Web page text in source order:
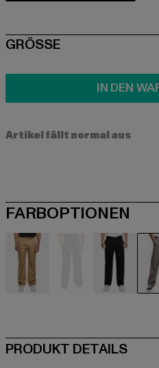
SIZE
GRÖSSE
IN DEN
Artikel fällt normal aus
FARBOPTIONEN
PRODUKT DETAILS